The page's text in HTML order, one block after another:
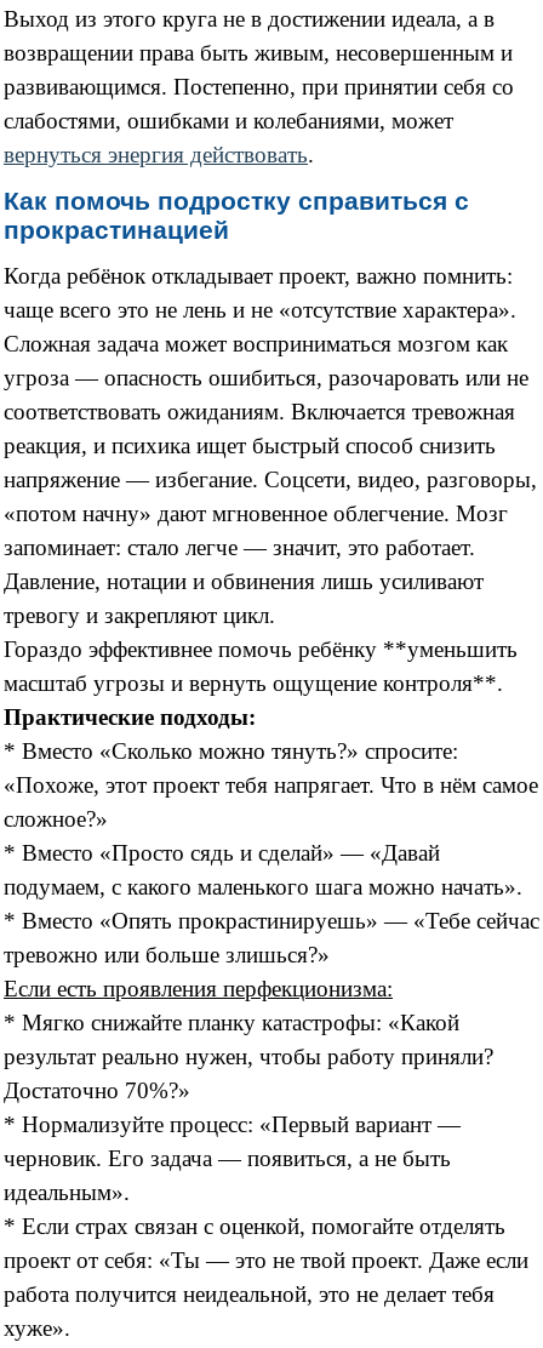
Выход из этого круга не в достижении идеала, а в
возвращении права быть живым, несовершенным и
развивающимся. Постепенно, при принятии себя со
слабостями, ошибками и колебаниями, может
вернуться энергия действовать.
Как помочь подростку справиться с
прокрастинацией
Когда ребёнок откладывает проект, важно помнить:
чаще всего это не лень и не «отсутствие характера».
Сложная задача может восприниматься мозгом как
угроза — опасность ошибиться, разочаровать или не
соответствовать ожиданиям. Включается тревожная
реакция, и психика ищет быстрый способ снизить
напряжение — избегание. Соцсети, видео, разговоры,
«потом начну» дают мгновенное облегчение. Мозг
запоминает: стало легче — значит, это работает.
Давление, нотации и обвинения лишь усиливают
тревогу и закрепляют цикл.
Гораздо эффективнее помочь ребёнку **уменьшить
масштаб угрозы и вернуть ощущение контроля**.
Практические подходы:
* Вместо «Сколько можно тянуть?» спросите:
«Похоже, этот проект тебя напрягает. Что в нём самое
сложное?»
* Вместо «Просто сядь и сделай» — «Давай
подумаем, с какого маленького шага можно начать».
* Вместо «Опять прокрастинируешь» — «Тебе сейчас
тревожно или больше злишься?»
Если есть проявления перфекционизма:
* Мягко снижайте планку катастрофы: «Какой
результат реально нужен, чтобы работу приняли?
Достаточно 70%?»
* Нормализуйте процесс: «Первый вариант —
черновик. Его задача — появиться, а не быть
идеальным».
* Если страх связан с оценкой, помогайте отделять
проект от себя: «Ты — это не твой проект. Даже если
работа получится неидеальной, это не делает тебя
хуже».